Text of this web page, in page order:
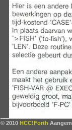
© 2010 HCC!Forth